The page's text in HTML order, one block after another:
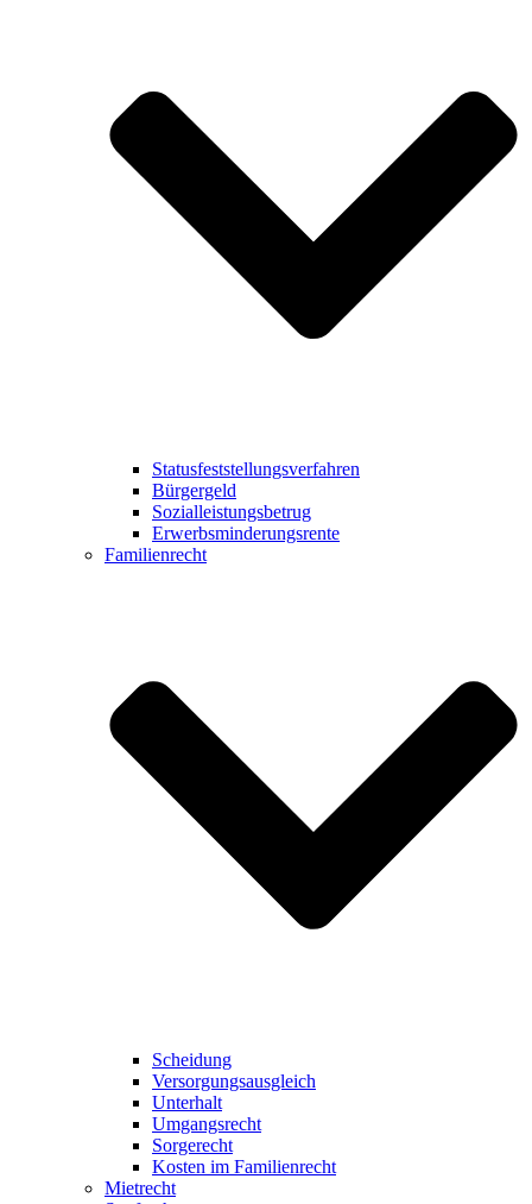
Statusfeststellungsverfahren
Bürgergeld
Sozialleistungsbetrug
Erwerbsminderungsrente
Familienrecht
Scheidung
Versorgungsausgleich
Unterhalt
Umgangsrecht
Sorgerecht
Kosten im Familienrecht
Mietrecht